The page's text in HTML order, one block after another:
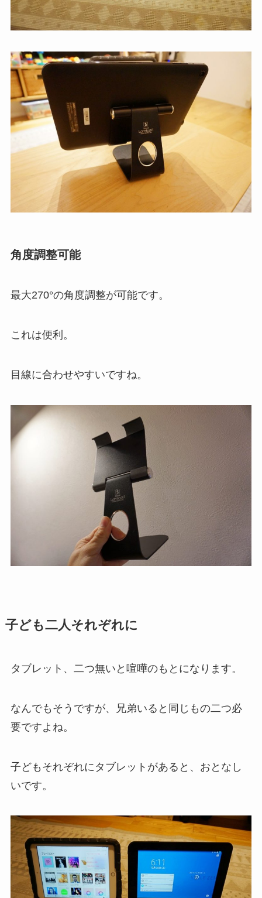
角度調整可能
最大270°の角度調整が可能です。
これは便利。
目線に合わせやすいですね。
子ども二人それぞれに
タブレット、二つ無いと喧嘩のもとになります。
なんでもそうですが、兄弟いると同じもの二つ必
要ですよね。
子どもそれぞれにタブレットがあると、おとなし
いです。